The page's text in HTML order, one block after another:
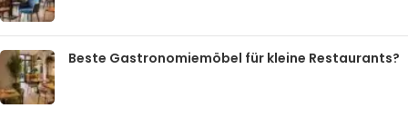
Beste Gastronomiemöbel für kleine Restaurants?